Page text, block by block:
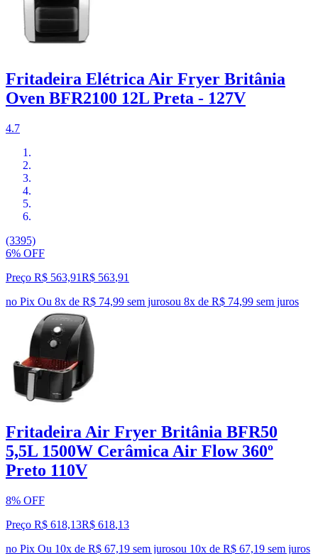
Fritadeira Elétrica Air Fryer Britânia
Oven BFR2100 12L Preta - 127V
4.7
(3395)
6% OFF
Preço R$ 563,91R$ 563,91
no Pix Ou 8x de R$ 74,99 sem jurosou 8x de R$ 74,99 sem juros
Fritadeira Air Fryer Britânia BFR50
5,5L 1500W Cerâmica Air Flow 360º
Preto 110V
8% OFF
Preço R$ 618,13R$ 618,13
no Pix Ou 10x de R$ 67,19 sem jurosou 10x de R$ 67,19 sem juros